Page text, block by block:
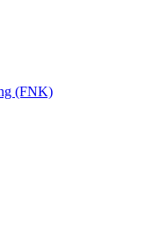
(FNK)